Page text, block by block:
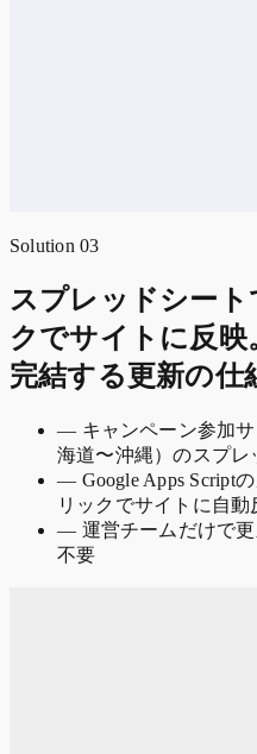
Solution 03
スプレッドシー
クでサイトに反
完結する更新の仕
— キャンペーン参加
海道〜沖縄）のスプレ
— Google Apps Script
リックでサイトに自動
— 運営チームだけで
不要